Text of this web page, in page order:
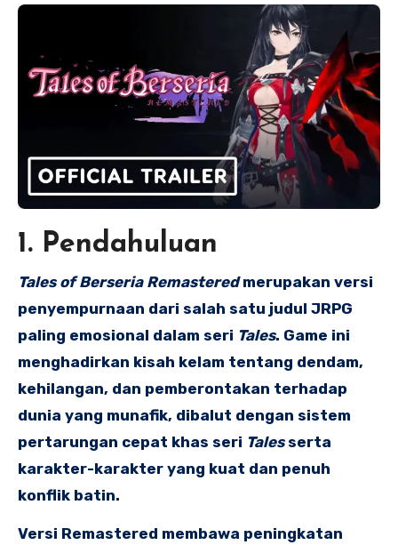
1. Pendahuluan
Tales of Berseria Remasteredmerupakan versi
penyempurnaan dari salah satu judul JRPG
paling emosional dalam seri Tales. Game ini
menghadirkan kisah kelam tentang dendam,
kehilangan, dan pemberontakan terhadap
dunia yang munafik, dibalut dengan sistem
pertarungan cepat khas seri Talesserta
karakter-karakter yang kuat dan penuh
konflik batin.
Versi Remastered membawa peningkatan